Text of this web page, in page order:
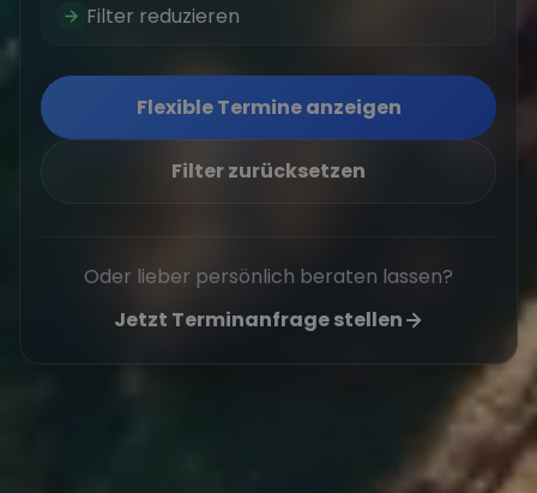
Filter reduzieren
Flexible Termine anzeigen
Filter zurücksetzen
Oder lieber persönlich beraten lassen?
Jetzt Terminanfrage stellen